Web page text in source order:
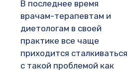
В последнее время
врачам-терапевтам и
диетологам в своей
практике все чаще
приходится сталкиваться
с такой проблемой как